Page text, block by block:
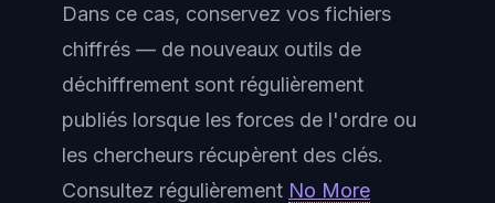
Dans ce cas, conservez vos fichiers
chiffrés — de nouveaux outils de
déchiffrement sont régulièrement
publiés lorsque les forces de l'ordre ou
les chercheurs récupèrent des clés.
Consultez régulièrement No More